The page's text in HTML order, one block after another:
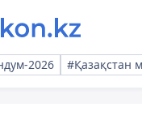
2026 #Қазақстан